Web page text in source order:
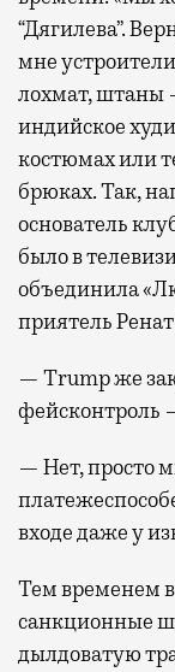
“Дягилева”.
мне
лохмат, штаны
индийское
костюмах или
брюках. Так,
основатель
было в
объединила
приятель
— Trump же
фейсконтроль
— Нет, просто
входе даже у
Тем временем в
санкционные
дылдоватую